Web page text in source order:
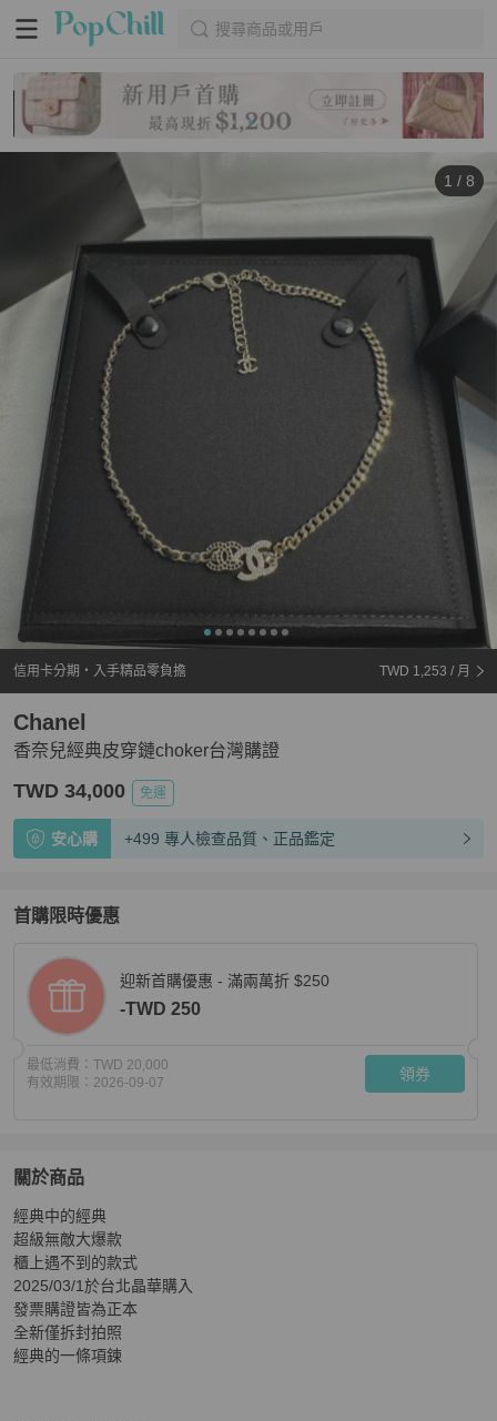
搜尋商品或用戶
1 / 8
信用卡分期・入手精品零負擔 TWD 1,253 / 月
香奈兒經典皮穿鏈choker台灣購證
Chanel
TWD 34,000 免運
安心購 +499 專人檢查品質、正品鑑定
首購限時優惠
迎新首購優惠 - 滿兩萬折 $250
-TWD 250
最低消費： TWD 20,000
有效期限： 2026-09-07 領券
關於商品
關於香奈兒經典皮穿鏈choker台灣購證
經典中的經典
超級無敵大爆款
櫃上遇不到的款式
2025/03/1於台北晶華購入
發票購證皆為正本
全新僅拆封拍照
經典的一條項鍊